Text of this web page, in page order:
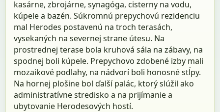
kasárne, zbrojárne, synagóga, cisterny na vodu,
kúpele a bazén. Súkromnú prepychovú rezidenciu
mal Herodes postavenú na troch terasách,
vysekaných na severnej strane útesu. Na
prostrednej terase bola kruhová sála na zábavy, na
spodnej boli kúpele. Prepychovo zdobené izby mali
mozaikové podlahy, na nádvorí boli honosné stĺpy.
Na hornej plošine bol ďalší palác, ktorý slúžil ako
administratívne stredisko a na prijímanie a
ubytovanie Herodesových hostí.